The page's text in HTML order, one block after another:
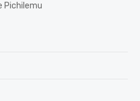
Pichilemu